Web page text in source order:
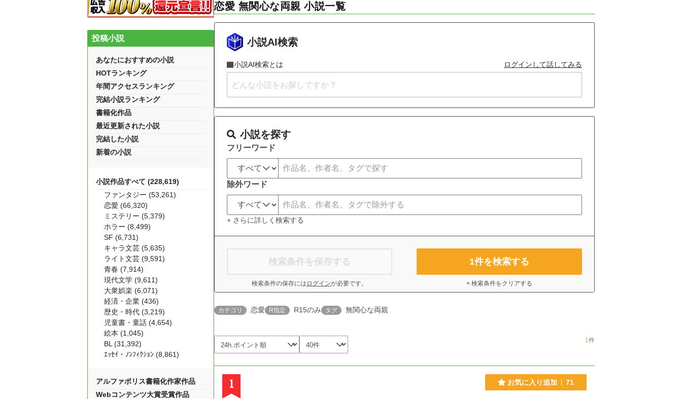
恋愛 無関心な両親 小説一覧
小説AI検索
小説AI検索とは ログインして話してみる
小説を探す
フリーワード
除外ワード
+ さらに詳しく検索する
検索条件を保存する
検索条件の保存には ログインが必要です。
1件を検索する
× 検索条件をクリアする
カテゴリ 恋愛 R指定 R15のみ タグ 無関心な両親
1件
1 お気に入り追加 71
投稿小説
あなたにおすすめの小説
HOTランキング
年間アクセスランキング
完結小説ランキング
書籍化作品
最近更新された小説
完結した小説
新着の小説
小説作品すべて (228,619)
ファンタジー (53,261)
恋愛 (66,320)
ミステリー (5,379)
ホラー (8,499)
SF (6,731)
キャラ文芸 (5,635)
ライト文芸 (9,591)
青春 (7,914)
現代文学 (9,611)
大衆娯楽 (6,071)
経済・企業 (436)
歴史・時代 (3,219)
児童書・童話 (4,654)
絵本 (1,045)
BL (31,392)
ｴｯｾｲ・ﾉﾝﾌｨｸｼｮﾝ (8,861)
アルファポリス書籍化作家作品
Webコンテンツ大賞受賞作品